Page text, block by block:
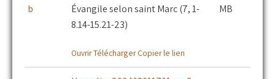
Évangile selon saint Marc (7, 1-
8.14-15.21-23)
OuvrirTélécharger Copier le lien
MB